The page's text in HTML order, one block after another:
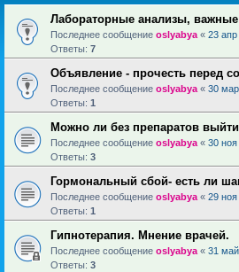
Лабораторные анализы, важные
Последнее сообщение oslyabya « 23 апр
Ответы: 7
Объявление - прочесть перед
Последнее сообщение oslyabya « 30
Ответы: 1
Можно ли без препаратов
Последнее сообщение oslyabya « 30 ноя
Ответы: 3
Гормональный сбой- есть ли
Последнее сообщение oslyabya « 29
Ответы: 1
Гипнотерапия. Мнение врачей.
Последнее сообщение oslyabya « 31
Ответы: 3